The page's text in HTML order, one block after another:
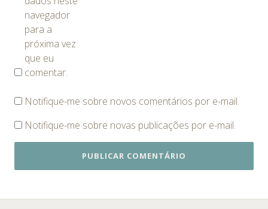
navegador
para a
próxima vez
que eu
comentar.
Notifique-me sobre novos comentários por e-mail.
Notifique-me sobre novas publicações por e-mail.